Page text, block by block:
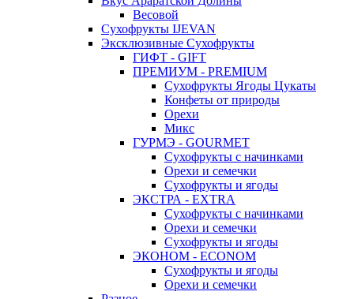
Весовой
Сухофрукты IJEVAN
Эксклюзивные Сухофрукты
ГИФТ - GIFT
ПРЕМИУМ - PREMIUM
Сухофрукты Ягоды Цукаты
Конфеты от природы
Орехи
Микс
ГУРМЭ - GOURMET
Сухофрукты с начинками
Орехи и семечки
Сухофрукты и ягоды
ЭКСТРА - EXTRA
Сухофрукты с начинками
Орехи и семечки
Сухофрукты и ягоды
ЭКОНОМ - ECONOM
Сухофрукты и ягоды
Орехи и семечки